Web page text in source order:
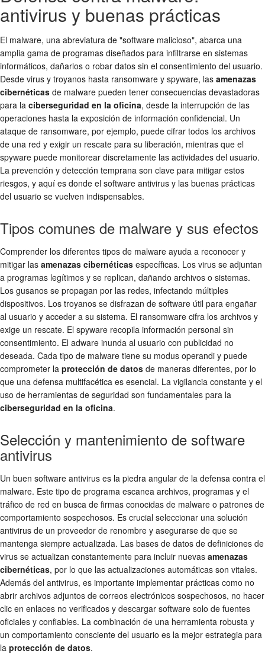
antivirus y buenas prácticas
El malware, una abreviatura de "software malicioso", abarca una
amplia gama de programas diseñados para infiltrarse en sistemas
informáticos, dañarlos o robar datos sin el consentimiento del usuario.
Desde virus y troyanos hasta ransomware y spyware, las amenazas
cibernéticas de malware pueden tener consecuencias devastadoras
para la ciberseguridad en la oficina, desde la interrupción de las
operaciones hasta la exposición de información confidencial. Un
ataque de ransomware, por ejemplo, puede cifrar todos los archivos
de una red y exigir un rescate para su liberación, mientras que el
spyware puede monitorear discretamente las actividades del usuario.
La prevención y detección temprana son clave para mitigar estos
riesgos, y aquí es donde el software antivirus y las buenas prácticas
del usuario se vuelven indispensables.
Tipos comunes de malware y sus efectos
Comprender los diferentes tipos de malware ayuda a reconocer y
mitigar las amenazas cibernéticas específicas. Los virus se adjuntan
a programas legítimos y se replican, dañando archivos o sistemas.
Los gusanos se propagan por las redes, infectando múltiples
dispositivos. Los troyanos se disfrazan de software útil para engañar
al usuario y acceder a su sistema. El ransomware cifra los archivos y
exige un rescate. El spyware recopila información personal sin
consentimiento. El adware inunda al usuario con publicidad no
deseada. Cada tipo de malware tiene su modus operandi y puede
comprometer la protección de datos de maneras diferentes, por lo
que una defensa multifacética es esencial. La vigilancia constante y el
uso de herramientas de seguridad son fundamentales para la
ciberseguridad en la oficina.
Selección y mantenimiento de software
antivirus
Un buen software antivirus es la piedra angular de la defensa contra el
malware. Este tipo de programa escanea archivos, programas y el
tráfico de red en busca de firmas conocidas de malware o patrones de
comportamiento sospechosos. Es crucial seleccionar una solución
antivirus de un proveedor de renombre y asegurarse de que se
mantenga siempre actualizada. Las bases de datos de definiciones de
virus se actualizan constantemente para incluir nuevas amenazas
cibernéticas, por lo que las actualizaciones automáticas son vitales.
Además del antivirus, es importante implementar prácticas como no
abrir archivos adjuntos de correos electrónicos sospechosos, no hacer
clic en enlaces no verificados y descargar software solo de fuentes
oficiales y confiables. La combinación de una herramienta robusta y
un comportamiento consciente del usuario es la mejor estrategia para
la protección de datos.